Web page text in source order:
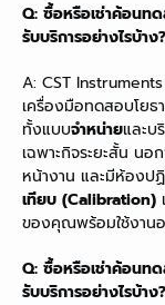
Q: ซื้อหรือเช่าค้อนท
รับบริการอย่างไรบ้าง?
A: CST
เครื่องมือทดสอบโยธ
ทั้งแบบจำหน่ายและบ
เฉพาะกิจระยะสั้น นอ
หน้างาน และมีห้องป
เทียบ (Calibration)
ของคุณพร้อมใช้งาน
Q: ซื้อหรือเช่าค้อนท
รับบริการอย่างไรบ้าง?